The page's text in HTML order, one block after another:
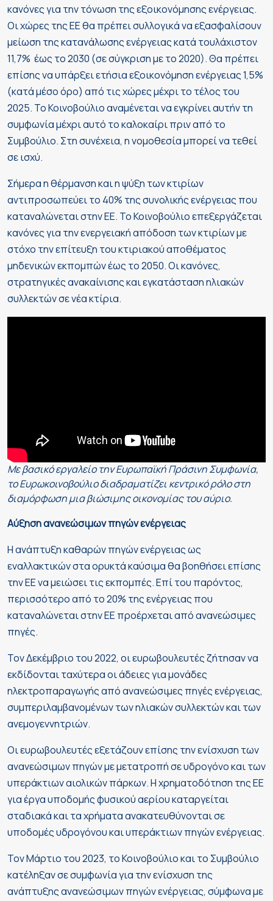
κανόνες για την τόνωση της εξοικονόμησης ενέργειας.
Οι χώρες της ΕΕ θα πρέπει συλλογικά να εξασφαλίσουν
μείωση της κατανάλωσης ενέργειας κατά τουλάχιστον
11,7% έως το 2030 (σε σύγκριση με το 2020). Θα πρέπει
επίσης να υπάρξει ετήσια εξοικονόμηση ενέργειας 1,5%
(κατά μέσο όρο) από τις χώρες μέχρι το τέλος του
2025. Το Κοινοβούλιο αναμένεται να εγκρίνει αυτήν τη
συμφωνία μέχρι αυτό το καλοκαίρι πριν από το
Συμβούλιο. Στη συνέχεια, η νομοθεσία μπορεί να τεθεί
σε ισχύ.
Σήμερα η θέρμανση και η ψύξη των κτιρίων
αντιπροσωπεύει το 40% της συνολικής ενέργειας που
καταναλώνεται στην ΕΕ. Το Κοινοβούλιο επεξεργάζεται
κανόνες για την ενεργειακή απόδοση των κτιρίων με
στόχο την επίτευξη του κτιριακού αποθέματος
μηδενικών εκπομπών έως το 2050. Οι κανόνες,
στρατηγικές ανακαίνισης και εγκατάσταση ηλιακών
συλλεκτών σε νέα κτίρια.
Με βασικό εργαλείο την Ευρωπαϊκή Πράσινη Συμφωνία,
το Ευρωκοινοβούλιο διαδραματίζει κεντρικό ρόλο στη
διαμόρφωση μια βιώσιμης οικονομίας του αύριο.
Αύξηση ανανεώσιμων πηγών ενέργειας
Η ανάπτυξη καθαρών πηγών ενέργειας ως
εναλλακτικών στα ορυκτά καύσιμα θα βοηθήσει επίσης
την ΕΕ να μειώσει τις εκπομπές. Επί του παρόντος,
περισσότερο από το 20% της ενέργειας που
καταναλώνεται στην ΕΕ προέρχεται από ανανεώσιμες
πηγές.
Τον Δεκέμβριο του 2022, οι ευρωβουλευτές ζήτησαν να
εκδίδονται ταχύτερα οι άδειες για μονάδες
ηλεκτροπαραγωγής από ανανεώσιμες πηγές ενέργειας,
συμπεριλαμβανομένων των ηλιακών συλλεκτών και των
ανεμογεννητριών.
Οι ευρωβουλευτές εξετάζουν επίσης την ενίσχυση των
ανανεώσιμων πηγών με μετατροπή σε υδρογόνο και των
υπεράκτιων αιολικών πάρκων. Η χρηματοδότηση της ΕΕ
για έργα υποδομής φυσικού αερίου καταργείται
σταδιακά και τα χρήματα ανακατευθύνονται σε
υποδομές υδρογόνου και υπεράκτιων πηγών ενέργειας.
Τον Μάρτιο του 2023, το Κοινοβούλιο και το Συμβούλιο
κατέληξαν σε συμφωνία για την ενίσχυση της
ανάπτυξης ανανεώσιμων πηγών ενέργειας, σύμφωνα με